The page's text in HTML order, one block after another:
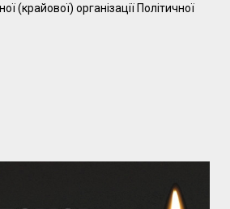
(крайової) організації Політичної